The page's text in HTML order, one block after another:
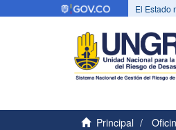
El Estado
Principal